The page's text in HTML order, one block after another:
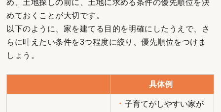
め、土地探しの前に、土地に求める条件の優先順位を決
めておくことが大切です。
以下のように、家を建てる目的を明確にしたうえで、さ
らに叶えたい条件を3つ程度に絞り、優先順位をつけま
しょう。
具体例
・子育てがしやすい家が